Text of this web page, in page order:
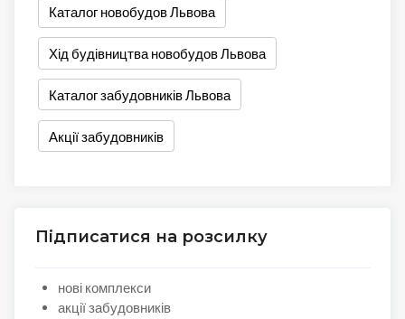
Каталог новобудов Львова
Хід будівництва новобудов Львова
Каталог забудовників Львова
Акції забудовників
Підписатися на розсилку
нові комплекси
акції забудовників